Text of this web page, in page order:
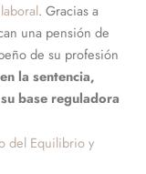
. Gracias a
una pensión de
de su profesión
la sentencia,
base reguladora
del Equilibrio y